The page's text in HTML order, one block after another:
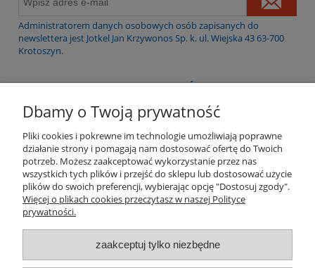
Administratorem danych osobowych osób zapisanych do
newslettera jest Jotkel Jan Krzywonos Sp. k. ul. Wiejska 43 63-700
Krotoszyn.
WARUNKI ZAKUPÓW
NAJCZĘSTSZE PYTANIA
OBSŁUGA PO SPRZEDAZY
MOJE KONTO
INFORMACJE O SKLEPIE
Dbamy o Twoją prywatność
Pliki cookies i pokrewne im technologie umożliwiają poprawne
działanie strony i pomagają nam dostosować ofertę do Twoich
potrzeb. Możesz zaakceptować wykorzystanie przez nas
wszystkich tych plików i przejść do sklepu lub dostosować użycie
plików do swoich preferencji, wybierając opcję "Dostosuj zgody".
Więcej o plikach cookies przeczytasz w naszej Polityce
prywatności.
zaakceptuj tylko niezbędne